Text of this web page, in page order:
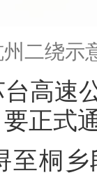
二绕示
高速
正式
至桐